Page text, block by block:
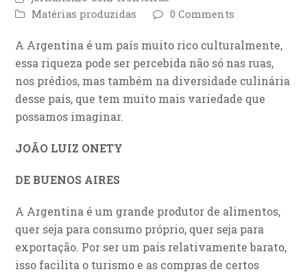
Matérias produzidas
0 Comments
A Argentina é um país muito rico culturalmente,
essa riqueza pode ser percebida não só nas ruas,
nos prédios, mas também na diversidade culinária
desse país, que tem muito mais variedade que
possamos imaginar.
JOÃO LUIZ ONETY
DE BUENOS AIRES
A Argentina é um grande produtor de alimentos,
quer seja para consumo próprio, quer seja para
exportação. Por ser um país relativamente barato,
isso facilita o turismo e as compras de certos